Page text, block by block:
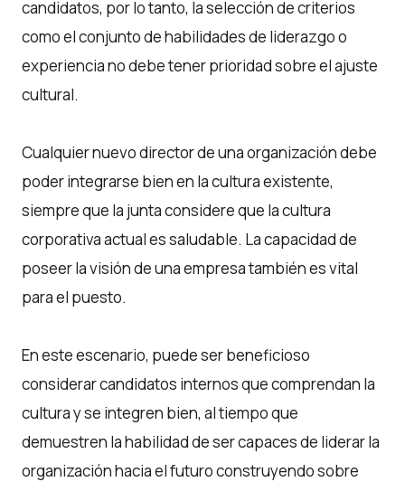
candidatos, por lo tanto, la selección de criterios
como el conjunto de habilidades de liderazgo o
experiencia no debe tener prioridad sobre el ajuste
cultural.
Cualquier nuevo director de una organización debe
poder integrarse bien en la cultura existente,
siempre que la junta considere que la cultura
corporativa actual es saludable. La capacidad de
poseer la visión de una empresa también es vital
para el puesto.
En este escenario, puede ser beneficioso
considerar candidatos internos que comprendan la
cultura y se integren bien, al tiempo que
demuestren la habilidad de ser capaces de liderar la
organización hacia el futuro construyendo sobre